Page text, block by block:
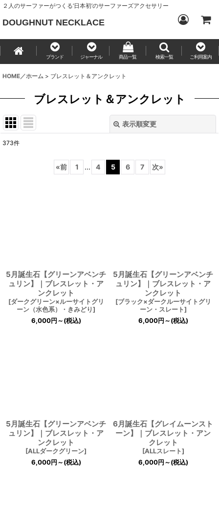
２人のサーファーがつくる‘日本初’のサーファーズアクセサリー
DOUGHNUT NECKLACE
ブランド ジャーナル 商品一覧 検索一覧 ご利用案内
HOME／ホーム > ブレスレット＆アンクレット
ブレスレット＆アンクレット
表示順変更
サブカテゴリ
373件
«前 1 ... 4 5 6 7 次»
5月誕生石【グリーンアベンチ
ュリン】｜ブレスレット・ア
ンクレット
[ダークグリーン×ルーサイトグリ
ーン（水色系）・きみどり]
6,000円～(税込)
5月誕生石【グリーンアベンチ
ュリン】｜ブレスレット・ア
ンクレット
[ブラック×ダークルーサイトグリ
ーン・スレート]
6,000円～(税込)
5月誕生石【グリーンアベンチ
ュリン】｜ブレスレット・ア
ンクレット
[ALLダークグリーン]
6,000円～(税込)
6月誕生石【グレイムーンスト
ーン】｜ブレスレット・アン
クレット
[ALLスレート]
6,000円～(税込)